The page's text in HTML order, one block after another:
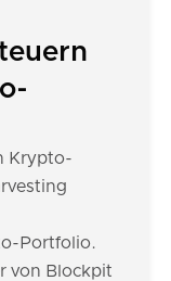
Krypto-
Portfolio.
von Blockpit